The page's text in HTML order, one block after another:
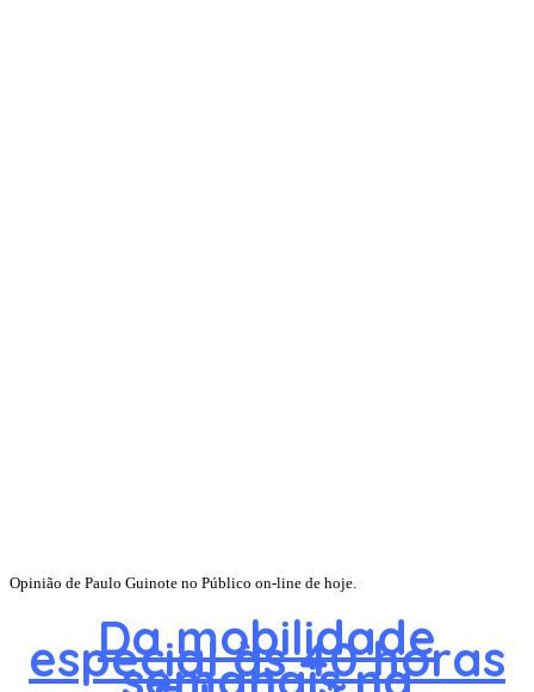
Opinião de Paulo Guinote no Público on-line de hoje.
Da mobilidade
especial às 40 horas
semanais na